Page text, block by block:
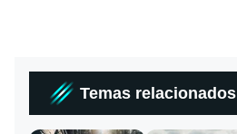
Temas relacionados